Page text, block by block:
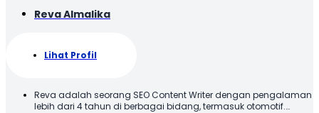
Reva Almalika
Lihat Profil
Reva adalah seorang SEO Content Writer dengan pengalaman
lebih dari 4 tahun di berbagai bidang, termasuk otomotif.